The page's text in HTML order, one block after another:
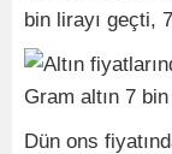
bin lirayı geçti,
Dün ons